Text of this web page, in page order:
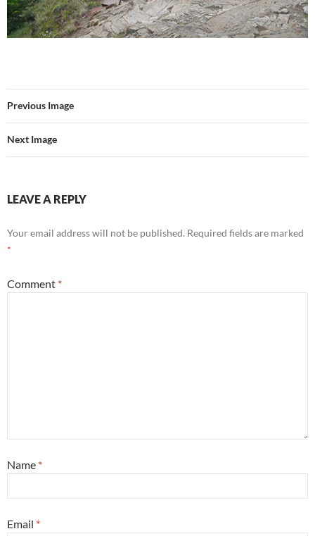
Previous Image
Next Image
LEAVE A REPLY
Your email address will not be published. Required fields are marked
*
Comment *
Name *
Email *